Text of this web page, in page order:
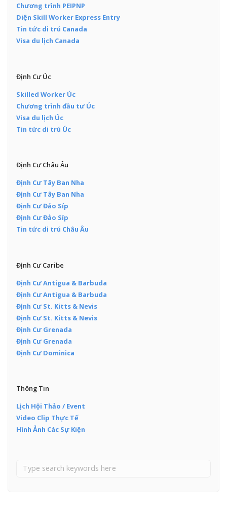
Chương trình PEIPNP
Diện Skill Worker Express Entry
Tin tức di trú Canada
Visa du lịch Canada
Định Cư Úc
Skilled Worker Úc
Chương trình đầu tư Úc
Visa du lịch Úc
Tin tức di trú Úc
Định Cư Châu Âu
Định Cư Tây Ban Nha
Định Cư Tây Ban Nha
Định Cư Đảo Síp
Định Cư Đảo Síp
Tin tức di trú Châu Âu
Định Cư Caribe
Định Cư Antigua & Barbuda
Định Cư Antigua & Barbuda
Định Cư St. Kitts & Nevis
Định Cư St. Kitts & Nevis
Định Cư Grenada
Định Cư Grenada
Định Cư Dominica
Thông Tin
Lịch Hội Thảo / Event
Video Clip Thực Tế
Hình Ảnh Các Sự Kiện